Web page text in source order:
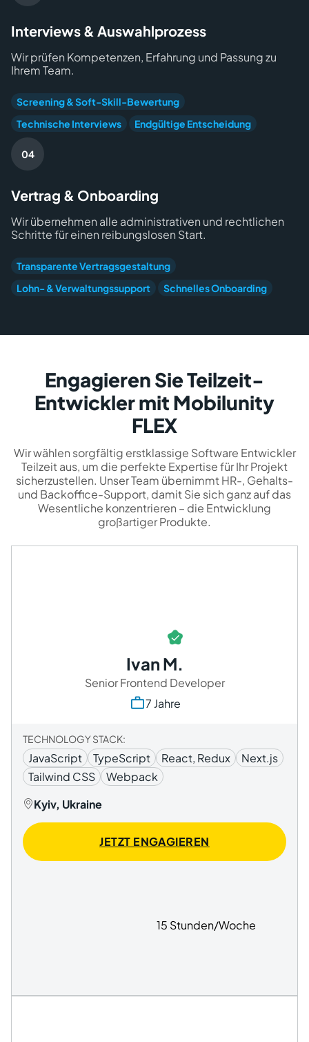
Interviews & Auswahlprozess
Wir prüfen Kompetenzen, Erfahrung und Passung zu
Ihrem Team.
Screening & Soft-Skill-Bewertung
Technische Interviews
Endgültige Entscheidung
Vertrag & Onboarding
Wir übernehmen alle administrativen und rechtlichen
Schritte für einen reibungslosen Start.
Transparente Vertragsgestaltung
Lohn- & Verwaltungssupport
Schnelles Onboarding
Engagieren Sie Teilzeit-
Entwickler mit Mobilunity
FLEX
Wir wählen sorgfältig erstklassige Software Entwickler
Teilzeit aus, um die perfekte Expertise für Ihr Projekt
sicherzustellen. Unser Team übernimmt HR-, Gehalts-
und Backoffice-Support, damit Sie sich ganz auf das
Wesentliche konzentrieren – die Entwicklung
großartiger Produkte.
Ivan M.
Senior Frontend Developer
7 Jahre
TECHNOLOGY STACK:
JavaScript TypeScript React, Redux
Next.js
Tailwind CSS
Webpack
Kyiv, Ukraine
JETZT ENGAGIEREN
15 Stunden/Woche